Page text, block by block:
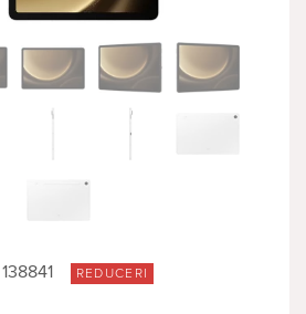
REDUCERI